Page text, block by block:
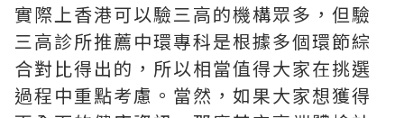
實際上香港可以驗三高的機構眾多，但驗
三高診所推薦中環專科是根據多個環節綜
合對比得出的，所以相當值得大家在挑選
過程中重點考慮。當然，如果大家想獲得